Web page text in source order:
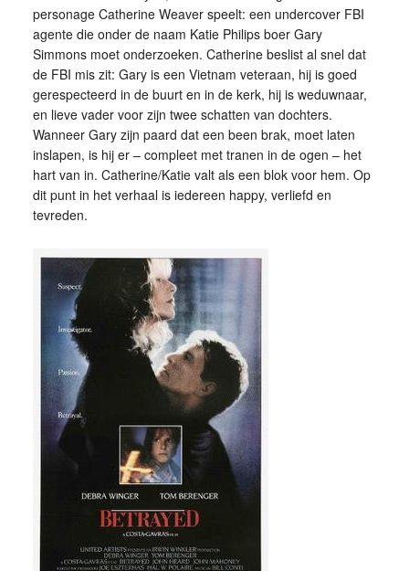
personage Catherine Weaver speelt: een undercover FBI
agente die onder de naam Katie Philips boer Gary
Simmons moet onderzoeken. Catherine beslist al snel dat
de FBI mis zit: Gary is een Vietnam veteraan, hij is goed
gerespecteerd in de buurt en in de kerk, hij is weduwnaar,
en lieve vader voor zijn twee schatten van dochters.
Wanneer Gary zijn paard dat een been brak, moet laten
inslapen, is hij er – compleet met tranen in de ogen – het
hart van in. Catherine/Katie valt als een blok voor hem. Op
dit punt in het verhaal is iedereen happy, verliefd en
tevreden.